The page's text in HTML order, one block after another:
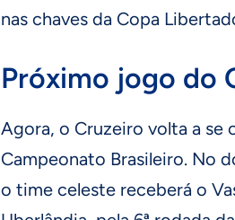
nas chaves da Copa
Próximo jogo do
Agora, o Cruzeiro volta a se
Campeonato Brasileiro. No
o time celeste receberá o